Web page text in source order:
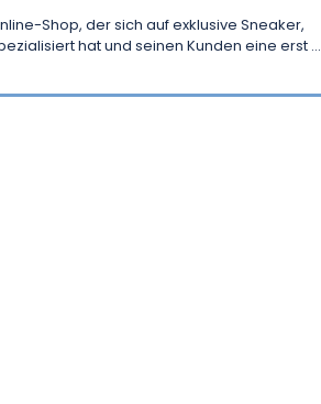
Shop, der sich auf exklusive Sneaker,
hat und seinen Kunden eine erst ...